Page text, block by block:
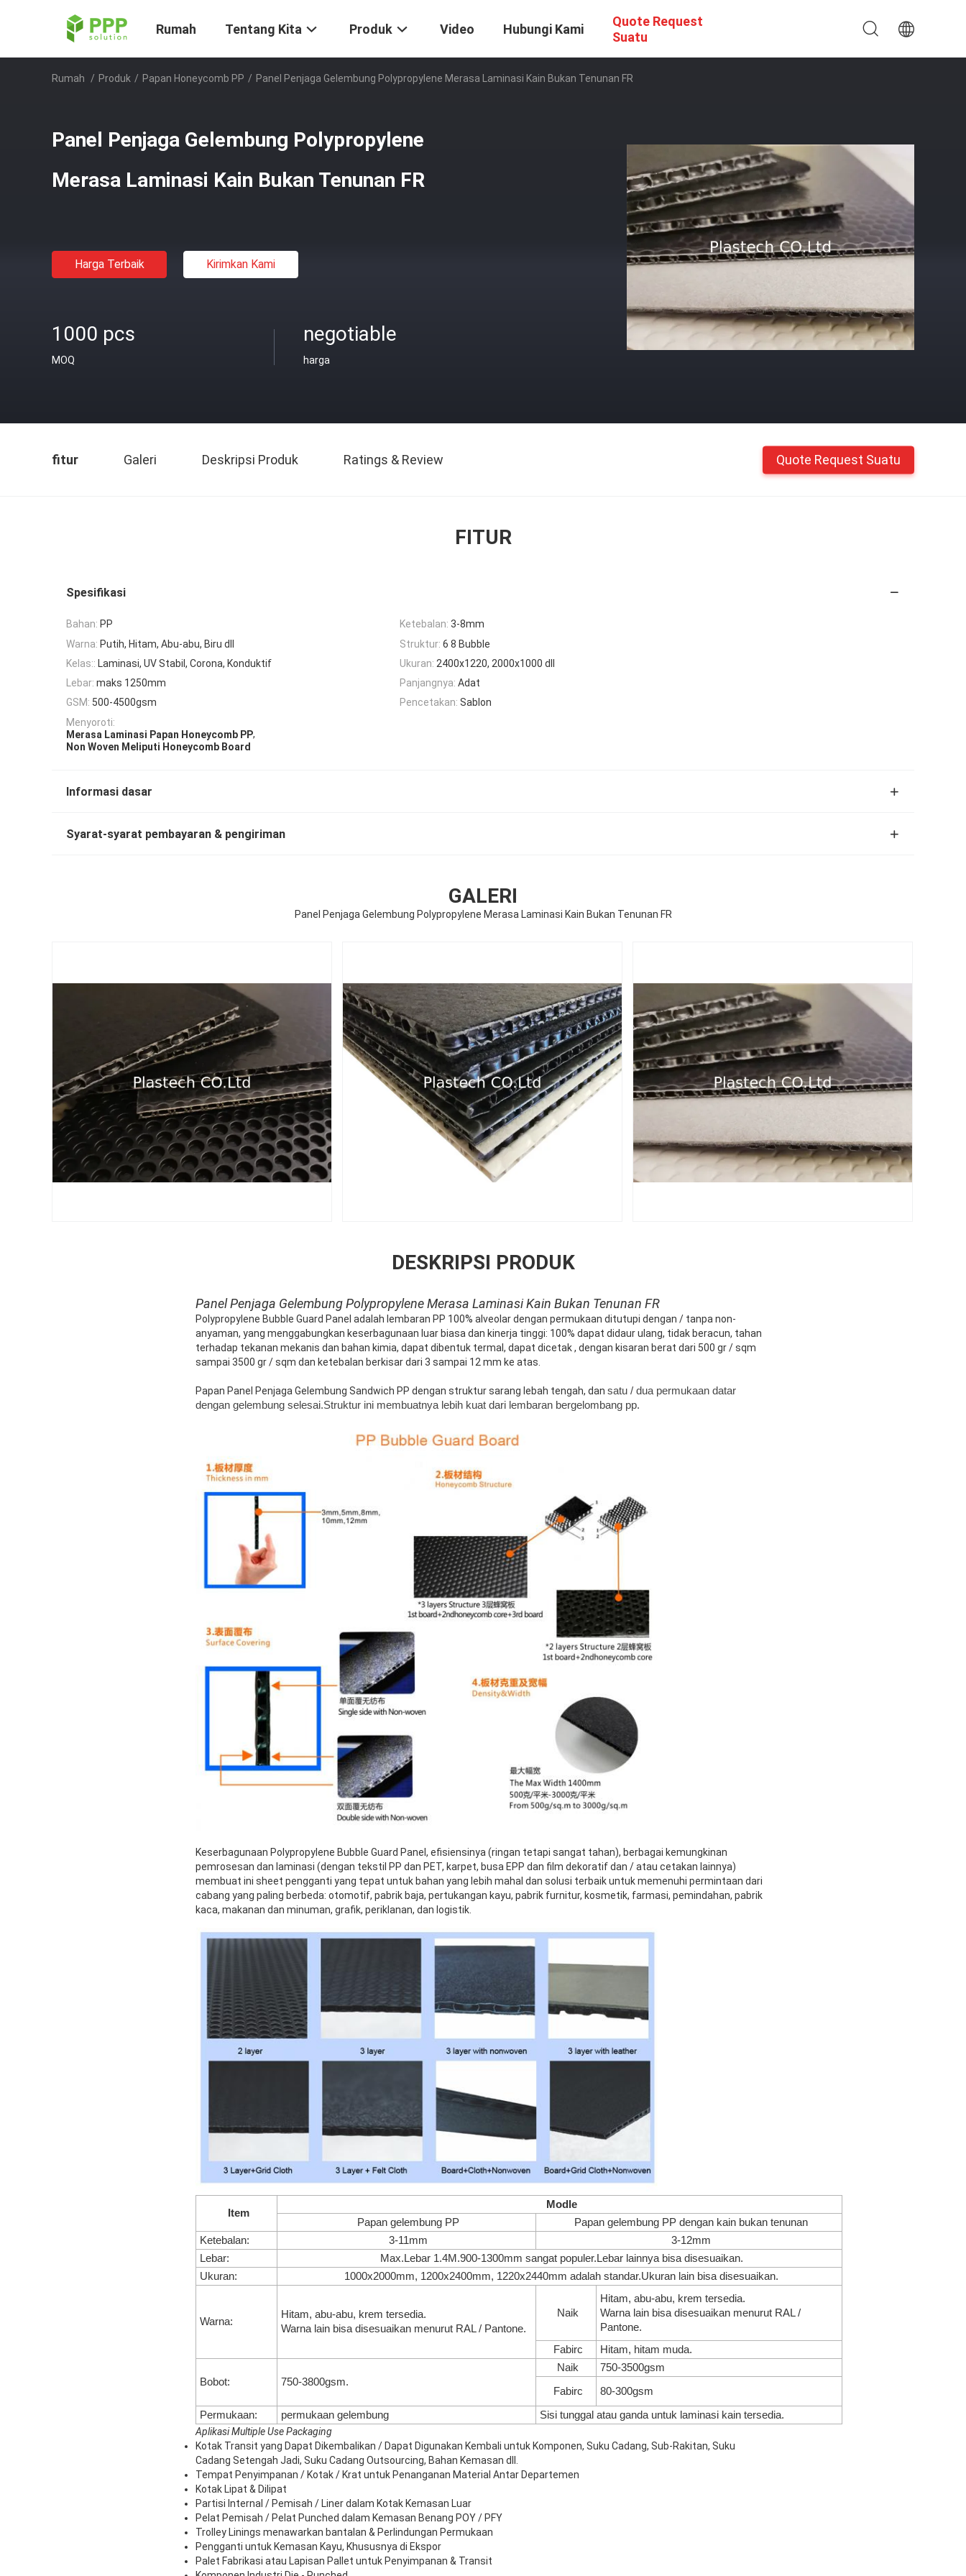
Rumah Tentang Kita Produk Video Hubungi Kami
Quote Request
Suatu
Rumah / Produk / Papan Honeycomb PP / Panel Penjaga Gelembung Polypropylene Merasa Laminasi Kain Bukan Tenunan FR
Panel Penjaga Gelembung Polypropylene
Merasa Laminasi Kain Bukan Tenunan FR
Harga Terbaik Kirimkan Kami
1000 pcs
MOQ
negotiable
harga
fitur Galeri Deskripsi Produk Ratings & Review Quote Request Suatu
FITUR
Spesifikasi
Bahan: PP Ketebalan: 3-8mm
Warna: Putih, Hitam, Abu-abu, Biru dll Struktur: 6 8 Bubble
Kelas:: Laminasi, UV Stabil, Corona, Konduktif Ukuran: 2400x1220, 2000x1000 dll
Lebar: maks 1250mm Panjangnya: Adat
GSM: 500-4500gsm Pencetakan: Sablon
Menyoroti:
Merasa Laminasi Papan Honeycomb PP,
Non Woven Meliputi Honeycomb Board
Informasi dasar
Syarat-syarat pembayaran & pengiriman
GALERI
Panel Penjaga Gelembung Polypropylene Merasa Laminasi Kain Bukan Tenunan FR
DESKRIPSI PRODUK
Panel Penjaga Gelembung Polypropylene Merasa Laminasi Kain Bukan Tenunan FR
Polypropylene Bubble Guard Panel adalah lembaran PP 100% alveolar dengan permukaan ditutupi dengan / tanpa non-
anyaman, yang menggabungkan keserbagunaan luar biasa dan kinerja tinggi: 100% dapat didaur ulang, tidak beracun, tahan
terhadap tekanan mekanis dan bahan kimia, dapat dibentuk termal, dapat dicetak , dengan kisaran berat dari 500 gr / sqm
sampai 3500 gr / sqm dan ketebalan berkisar dari 3 sampai 12 mm ke atas.
Papan Panel Penjaga Gelembung Sandwich PP dengan struktur sarang lebah tengah, dan satu / dua permukaan datar
dengan gelembung selesai.Struktur ini membuatnya lebih kuat dari lembaran bergelombang pp.
Keserbagunaan Polypropylene Bubble Guard Panel, efisiensinya (ringan tetapi sangat tahan), berbagai kemungkinan
pemrosesan dan laminasi (dengan tekstil PP dan PET, karpet, busa EPP dan film dekoratif dan / atau cetakan lainnya)
membuat ini sheet pengganti yang tepat untuk bahan yang lebih mahal dan solusi terbaik untuk memenuhi permintaan dari
cabang yang paling berbeda: otomotif, pabrik baja, pertukangan kayu, pabrik furnitur, kosmetik, farmasi, pemindahan, pabrik
kaca, makanan dan minuman, grafik, periklanan, dan logistik.
Item
Modle
Papan gelembung PP
Papan gelembung PP dengan kain bukan tenunan
Ketebalan:
3-11mm
3-12mm
Lebar:
Max.Lebar 1.4M.900-1300mm sangat populer.Lebar lainnya bisa disesuaikan.
Ukuran:
1000x2000mm, 1200x2400mm, 1220x2440mm adalah standar.Ukuran lain bisa disesuaikan.
Warna:
Hitam, abu-abu, krem ​​tersedia.
Warna lain bisa disesuaikan menurut RAL / Pantone.
Naik
Hitam, abu-abu, krem ​​tersedia.
Warna lain bisa disesuaikan menurut RAL /
Pantone.
Fabirc
Hitam, hitam muda.
Bobot: 750-3800gsm.
Naik
750-3500gsm
Fabirc
80-300gsm
Permukaan:
permukaan gelembung Sisi tunggal atau ganda untuk laminasi kain tersedia.
Aplikasi Multiple Use Packaging
Kotak Transit yang Dapat Dikembalikan / Dapat Digunakan Kembali untuk Komponen, Suku Cadang, Sub-Rakitan, Suku
Cadang Setengah Jadi, Suku Cadang Outsourcing, Bahan Kemasan dll.
Tempat Penyimpanan / Kotak / Krat untuk Penanganan Material Antar Departemen
Kotak Lipat & Dilipat
Partisi Internal / Pemisah / Liner dalam Kotak Kemasan Luar
Pelat Pemisah / Pelat Punched dalam Kemasan Benang POY / PFY
Trolley Linings menawarkan bantalan & Perlindungan Permukaan
Pengganti untuk Kemasan Kayu, Khususnya di Ekspor
Palet Fabrikasi atau Lapisan Pallet untuk Penyimpanan & Transit